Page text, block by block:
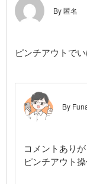
By 匿名
ピンチアウトで
By
コメントありが
ピンチアウト